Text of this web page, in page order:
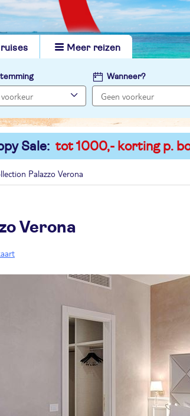
Meer reizen
Wanneer?
Sale: tot 1000,- korting p.
Palazzo Verona
Verona